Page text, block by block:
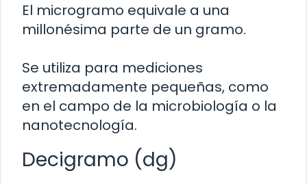
El microgramo equivale a una
millonésima parte de un gramo.
Se utiliza para mediciones
extremadamente pequeñas, como
en el campo de la microbiología o la
nanotecnología.
Decigramo (dg)